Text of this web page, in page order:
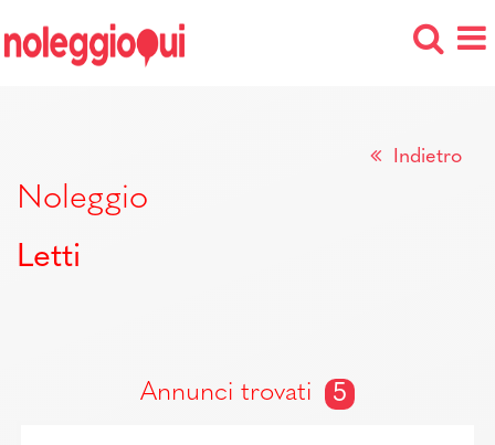
Indietro
Noleggio
Letti
Annunci trovati 5